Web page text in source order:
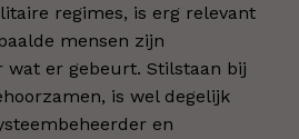
regimes, is erg relevant
mensen zijn
wat er gebeurt. Stilstaan bij
is wel degelijk
en